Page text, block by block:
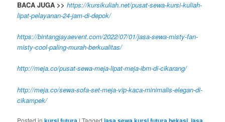
BACA JUGA >>https://kursikuliah.net/pusat-sewa-kursi-kuliah-
lipat-pelayanan-24-jam-di-depok/
https://bintangjayaevent.com/2022/07/01/jasa-sewa-misty-fan-
misty-cool-paling-murah-berkualitas/
http://meja.co/pusat-sewa-meja-lipat-meja-ibm-di-cikarang/
http://meja.co/sewa-sofa-set-meja-vip-kaca-minimalis-elegan-di-
cikampek/
Posted in |Tagged ,